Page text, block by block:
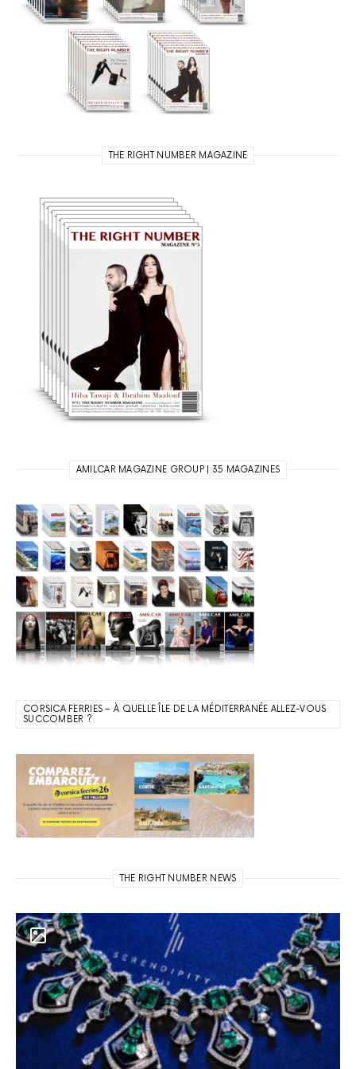
THE RIGHT NUMBER MAGAZINE
AMILCAR MAGAZINE GROUP | 35 MAGAZINES
CORSICA FERRIES – À QUELLE ÎLE DE LA MÉDITERRANÉE ALLEZ-VOUS
SUCCOMBER ?
THE RIGHT NUMBER NEWS